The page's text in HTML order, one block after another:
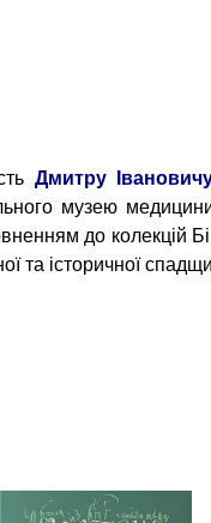
Дмитру
музею
до колекцій
та історичної